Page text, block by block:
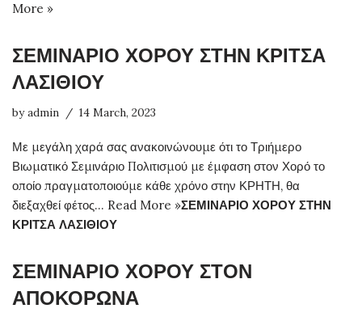
More »
ΣΕΜΙΝΑΡΙΟ ΧΟΡΟΥ ΣΤΗΝ ΚΡΙΤΣΑ
ΛΑΣΙΘΙΟΥ
byadmin 14 March, 2023
Με μεγάλη χαρά σας ανακοινώνουμε ότι το Τριήμερο
Βιωματικό Σεμινάριο Πολιτισμού με έμφαση στον Χορό το
οποίο πραγματοποιούμε κάθε χρόνο στην ΚΡΗΤΗ, θα
διεξαχθεί φέτος… Read More »ΣΕΜΙΝΑΡΙΟ ΧΟΡΟΥ ΣΤΗΝ
ΚΡΙΤΣΑ ΛΑΣΙΘΙΟΥ
ΣΕΜΙΝΑΡΙΟ ΧΟΡΟΥ ΣΤΟΝ
ΑΠΟΚΟΡΩΝΑ